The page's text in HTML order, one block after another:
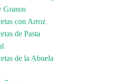
Granos
con Arroz
de Pasta
de la Abuela